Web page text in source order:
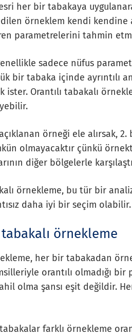
her bir tabakaya
örneklem kendi kendine
parametrelerini tahmin
sadece nüfus
bir tabaka içinde ayrıntılı
ister. Orantılı tabakalı
örneği ele alırsak,
olmayacaktır çünkü
diğer bölgelerle
örnekleme, bu tür bir
daha iyi bir seçim olabilir.
tabakalı örnekleme
her bir tabakadan
orantılı olmadığı
olma şansı eşit değildir.
farklı örnekleme